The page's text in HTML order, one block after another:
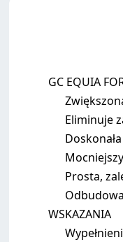
GC EQUIA
Eliminuje
Prosta,
WSKAZANIA